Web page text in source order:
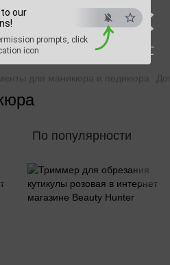
×
ESC
our
prompts, click
icon
Hunter
при заказе от 2500 грн
для маникюра и педикюра
По популярности